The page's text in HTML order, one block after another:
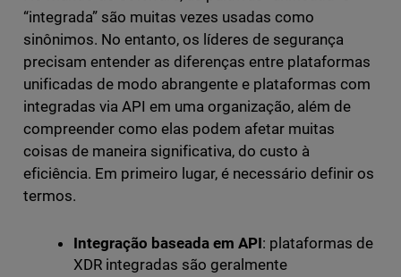
“integrada” são muitas vezes usadas como
sinônimos. No entanto, os líderes de segurança
precisam entender as diferenças entre plataformas
unificadas de modo abrangente e plataformas com
integradas via API em uma organização, além de
compreender como elas podem afetar muitas
coisas de maneira significativa, do custo à
eficiência. Em primeiro lugar, é necessário definir os
termos.
Integração baseada em API: plataformas de
XDR integradas são geralmente